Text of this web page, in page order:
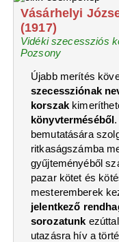
Vásárhelyi
(1917)
Vidéki szecessziós
Pozsony
Újabb merítés
szecessziónak
korszak
könyvterméséből
bemutatására
ritkaságszámba
gyűjteményéből
pazar kötet és
mesteremberek
jelentkező
sorozatunk
utazásra hív a